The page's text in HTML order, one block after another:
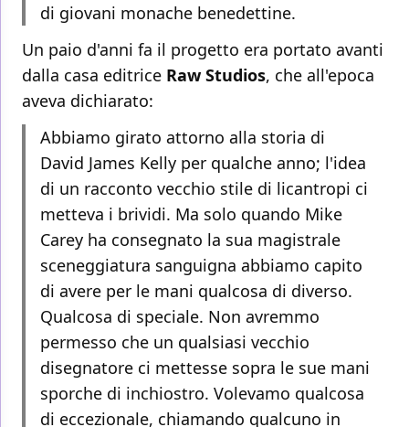
di giovani monache benedettine.
Un paio d'anni fa il progetto era portato avanti
dalla casa editrice Raw Studios, che all'epoca
aveva dichiarato:
Abbiamo girato attorno alla storia di
David James Kelly per qualche anno; l'idea
di un racconto vecchio stile di licantropi ci
metteva i brividi. Ma solo quando Mike
Carey ha consegnato la sua magistrale
sceneggiatura sanguigna abbiamo capito
di avere per le mani qualcosa di diverso.
Qualcosa di speciale. Non avremmo
permesso che un qualsiasi vecchio
disegnatore ci mettesse sopra le sue mani
sporche di inchiostro. Volevamo qualcosa
di eccezionale, chiamando qualcuno in